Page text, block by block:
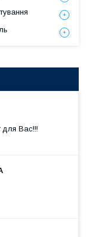
для Вас!!!